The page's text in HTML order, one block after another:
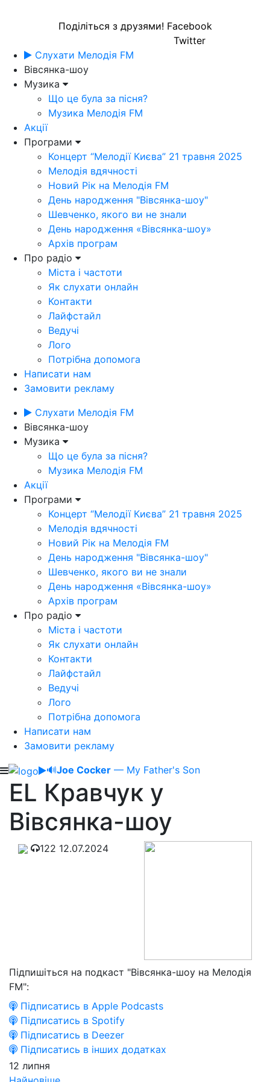
Поділіться з друзями! Facebook
Twitter
Слухати Мелодія FM
Вівсянка-шоу
Музика
Що це була за пісня?
Музика Мелодія FM
Акції
Програми
Концерт “Мелодії Києва” 21 травня 2025
Мелодія вдячності
Новий Рік на Мелодія FM
День народження "Вівсянка-шоу"
Шевченко, якого ви не знали
День народження «Вівсянка-шоу»
Архів програм
Про радіо
Міста і частоти
Як слухати онлайн
Контакти
Лайфстайл
Ведучі
Лого
Потрібна допомога
Написати нам
Замовити рекламу
Слухати Мелодія FM
Вівсянка-шоу
Музика
Що це була за пісня?
Музика Мелодія FM
Акції
Програми
Концерт “Мелодії Києва” 21 травня 2025
Мелодія вдячності
Новий Рік на Мелодія FM
День народження "Вівсянка-шоу"
Шевченко, якого ви не знали
День народження «Вівсянка-шоу»
Архів програм
Про радіо
Міста і частоти
Як слухати онлайн
Контакти
Лайфстайл
Ведучі
Лого
Потрібна допомога
Написати нам
Замовити рекламу
🔊Joe Cocker — My Father's Son
EL Кравчук у
Вівсянка-шоу
122 12.07.2024
Підпишіться на подкаст "Вівсянка-шоу на Мелодія
FM":
Підписатись в Apple Podcasts
Підписатись в Spotify
Підписатись в Deezer
Підписатись в інших додатках
12 липня